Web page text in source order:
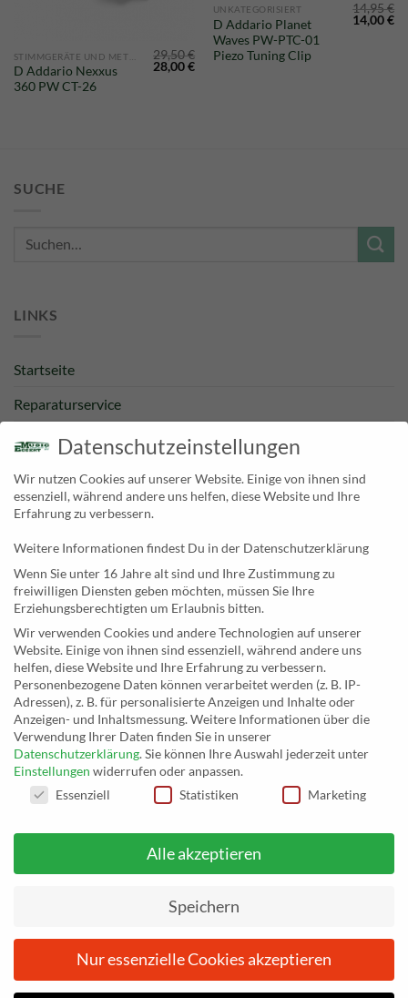
D Addario Nexxus
360 PW CT-26
29,50€
Ursprünglicher
Preis
28,00€Aktueller
UNKATEGORISIERT
D Addario Planet
Waves PW-PTC-01
Piezo Tuning Clip
14,95€
Preis
14,00€
SUCHE
Suche
LINKS
Startseite
Reparaturservice
Bestpreisgarantie
Kategorien
Newsletter
KONTAKT
MusicEggert
Inh. Rolf Eggert
Paulstraße 2a
19249 Lübtheen
Telefon: +493885551353
E-Mail:
musikhaus@musiceggert.de
PayPal E-Mail:info@musiceggert.de
auf musikhaus.musiceggert.de.
IMPRESSUM DATENSCHUTZERKLÄRUNG AGB
26. Juni 2026bis einschließlich3. Juli 2026befinden wir
uns im Urlaub. Ihre Bestellungen werden nach dem 3. Juli 2026
Datenschutzeinstellungen
Wir nutzen Cookies auf unserer Website. Einige von ihnen sind
essenziell, während andere uns helfen, diese Website und Ihre
Erfahrung zu verbessern.
Weitere Informationen findest Du in der Datenschutzerklärung
Wenn Sie unter 16 Jahre alt sind und Ihre Zustimmung zu
freiwilligen Diensten geben möchten, müssen Sie Ihre
Erziehungsberechtigten um Erlaubnis bitten.
Wir verwenden Cookies und andere Technologien auf unserer
Website. Einige von ihnen sind essenziell, während andere uns
helfen, diese Website und Ihre Erfahrung zu verbessern.
Personenbezogene Daten können verarbeitet werden (z. B. IP-
Adressen), z. B. für personalisierte Anzeigen und Inhalte oder
Anzeigen- und Inhaltsmessung.Weitere Informationen über die
Verwendung Ihrer Daten finden Sie in unserer
Datenschutzerklärung.Sie können Ihre Auswahl jederzeit unter
Einstellungen widerrufen oder anpassen.
DATENSCHUTZEINSTELLUNGEN
Essenziell Statistiken Marketing
Alle akzeptieren
Speichern
Nur essenzielle Cookies akzeptieren